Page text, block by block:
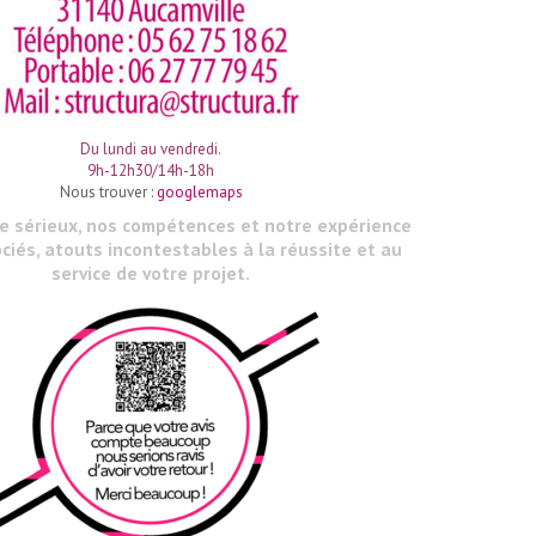
Du lundi au vendredi.
9h-12h30/14h-18h
Nous trouver :googlemaps
sérieux, nos compétences et notre expérience
atouts incontestables à la réussite et au
service de votre projet.